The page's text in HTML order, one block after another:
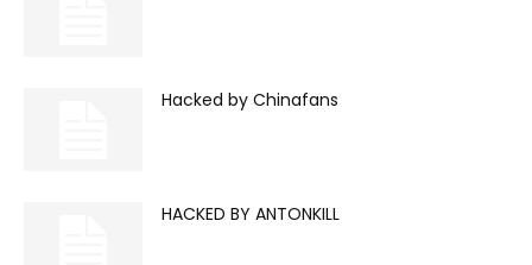
Hacked by Chinafans
HACKED BY ANTONKILL